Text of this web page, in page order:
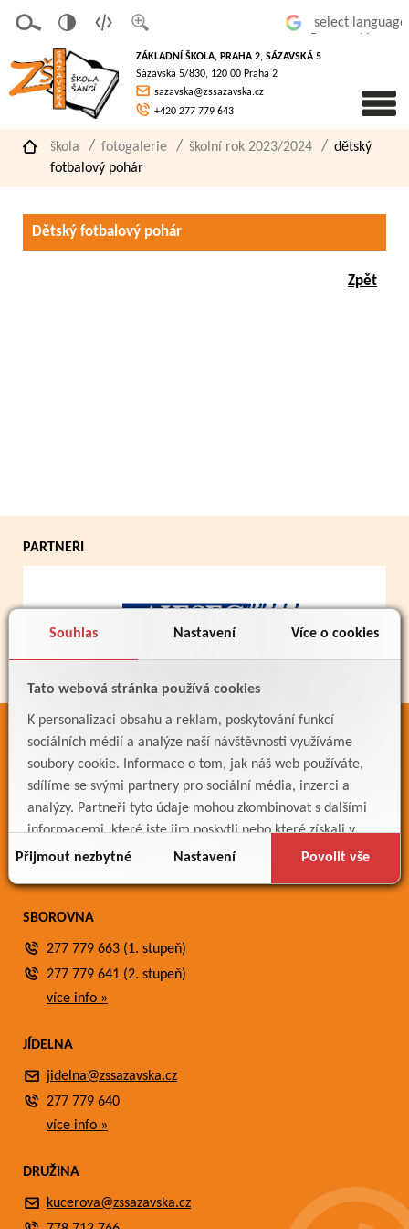
Souhlas Nastavení Více o cookies
Tato webová stránka používá cookies
K personalizaci obsahu a reklam, poskytování funkcí
sociálních médií a analýze naší návštěvnosti využíváme
soubory cookie. Informace o tom, jak náš web používáte,
sdílíme se svými partnery pro sociální média, inzerci a
analýzy. Partneři tyto údaje mohou zkombinovat s dalšími
informacemi, které jste jim poskytli nebo které získali v
důsledku toho, že používáte jejich služby.
Přijmout nezbytné Nastavení Povolit vše
písmo
á
verze
pro
slaboz
raké
ZÁKLADNÍ ŠKOLA, PRAHA 2, SÁZAVSKÁ 5
Sázavská 5/830, 120 00 Praha 2
sazavska@zssazavska.cz
+420 277 779 643
škola fotogalerie školní rok 2023/2024
dětský
fotbalový pohár
Dětský fotbalový pohár
Zpět
PARTNEŘI
ODKAZY
Bakaláři
Jídelníček
Meteostanice
SBOROVNA
277 779 663 (1. stupeň)
277 779 641 (2. stupeň)
více info »
JÍDELNA
jidelna@zssazavska.cz
277 779 640
více info »
DRUŽINA
kucerova@zssazavska.cz